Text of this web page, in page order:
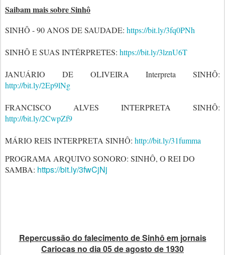
Saibam mais sobre Sinhô
SINHÔ - 90 ANOS DE SAUDADE: https://bit.ly/3fq0PNh
SINHÔ E SUAS INTÉRPRETES: https://bit.ly/3lznU6T
JANUÁRIO DE OLIVEIRA Interpreta SINHÔ:
http://bit.ly/2Ep9lNg
FRANCISCO ALVES INTERPRETA SINHÔ:
http://bit.ly/2CwpZf9
MÁRIO REIS INTERPRETA SINHÔ: http://bit.ly/31fumma
PROGRAMA ARQUIVO SONORO: SINHÔ, O REI DO
SAMBA: https://bit.ly/3fwCjNj
Repercussão do falecimento de Sinhô em jornais
Cariocas no dia 05 de agosto de 1930